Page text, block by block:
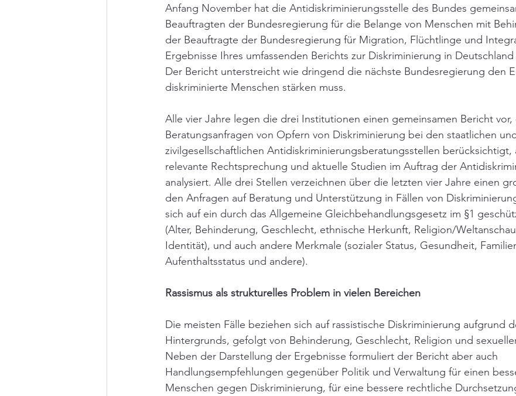
Anfang November hat die Antidiskriminierungsstelle des Bundes
Beauftragten der Bundesregierung für die Belange von Menschen mit
der Beauftragte der Bundesregierung für Migration, Flüchtlinge und
Ergebnisse Ihres umfassenden Berichts zur Diskriminierung in
Der Bericht unterstreicht wie dringend die nächste Bundesregierung den
diskriminierte Menschen stärken muss.
Alle vier Jahre legen die drei Institutionen einen gemeinsamen Bericht
Beratungsanfragen von Opfern von Diskriminierung bei den staatlichen
zivilgesellschaftlichen Antidiskriminierungsberatungsstellen berücksichtigt,
relevante Rechtsprechung und aktuelle Studien im Auftrag der
analysiert. Alle drei Stellen verzeichnen über die letzten vier Jahre einen
den Anfragen auf Beratung und Unterstützung in Fällen von
sich auf ein durch das Allgemeine Gleichbehandlungsgesetz im §1
(Alter, Behinderung, Geschlecht, ethnische Herkunft, Religion/
Identität), und auch andere Merkmale (sozialer Status, Gesundheit,
Aufenthaltsstatus und andere).
Rassismus als strukturelles Problem in vielen Bereichen
Die meisten Fälle beziehen sich auf rassistische Diskriminierung aufgrund
Hintergrunds, gefolgt von Behinderung, Geschlecht, Religion und
Neben der Darstellung der Ergebnisse formuliert der Bericht aber auch
Handlungsempfehlungen gegenüber Politik und Verwaltung für einen
Menschen gegen Diskriminierung, für eine bessere rechtliche